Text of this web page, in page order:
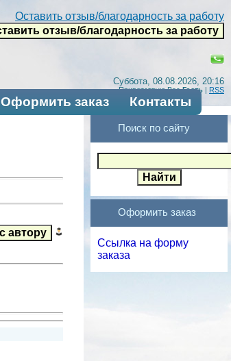
Оставить отзыв/благодарность за работу
Суббота, 08.08.2026, 20:16
Приветствую Вас Гость | RSS
Оформить заказ Контакты
Поиск по сайту
Оформить заказ
Ссылка на форму
заказа